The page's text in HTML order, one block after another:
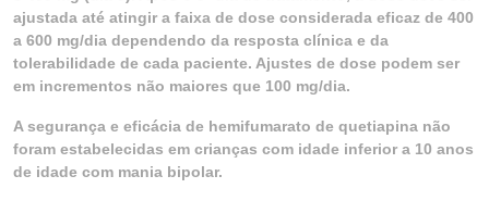
ajustada até atingir a faixa de dose considerada eficaz de 400
a 600 mg/dia dependendo da resposta clínica e da
tolerabilidade de cada paciente. Ajustes de dose podem ser
em incrementos não maiores que 100 mg/dia.
A segurança e eficácia de hemifumarato de quetiapina não
foram estabelecidas em crianças com idade inferior a 10 anos
de idade com mania bipolar.